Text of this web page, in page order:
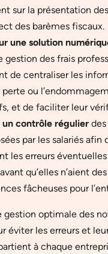
sur la présentation
des barèmes fiscaux.
une solution
gestion des frais
de centraliser les
perte ou
et de faciliter leur
contrôle régulier
par les salariés afin
les erreurs éventuelles
qu’elles n’aient des
fâcheuses pour
gestion optimale des
éviter les erreurs et
à chaque